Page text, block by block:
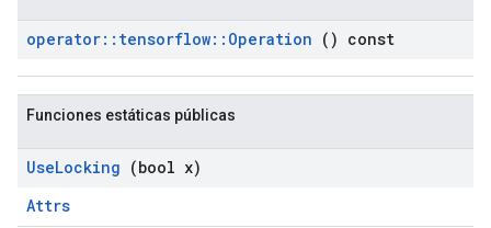
operator:: tensorflow:: Operation () const
Funciones estáticas públicas
UseLocking (bool x)
Attrs